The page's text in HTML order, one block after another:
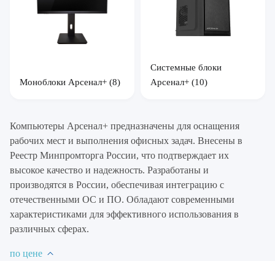
Моноблоки Арсенал+ (8)
Системные блоки
Арсенал+ (10)
Компьютеры Арсенал+ предназначены для оснащения
рабочих мест и выполнения офисных задач. Внесены в
Реестр Минпромторга России, что подтверждает их
высокое качество и надежность. Разработаны и
производятся в России, обеспечивая интеграцию с
отечественными ОС и ПО. Обладают современными
характеристиками для эффективного использования в
различных сферах.
по цене